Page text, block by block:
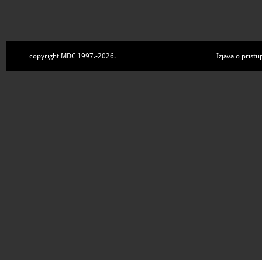
copyright MDC 1997.-2026. Izjava o